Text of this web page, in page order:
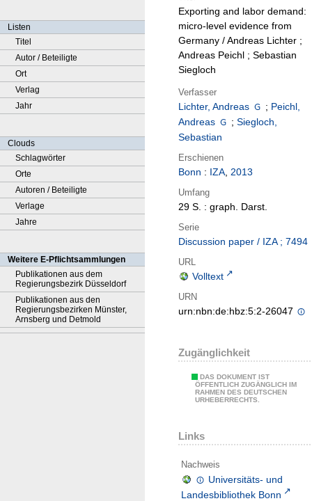
Listen
Titel
Autor / Beteiligte
Ort
Verlag
Jahr
Clouds
Schlagwörter
Orte
Autoren / Beteiligte
Verlage
Jahre
Weitere E-Pflichtsammlungen
Publikationen aus dem
Regierungsbezirk Düsseldorf
Publikationen aus den
Regierungsbezirken Münster,
Arnsberg und Detmold
Exporting and labor demand:
micro-level evidence from
Germany / Andreas Lichter ;
Andreas Peichl ; Sebastian
Siegloch
Verfasser
Lichter, Andreas ; Peichl,
Andreas
; Siegloch,
Sebastian
Erschienen
Bonn : IZA, 2013
Umfang
29 S. : graph. Darst.
Serie
Discussion paper / IZA ; 7494
URL
Volltext
URN
urn:nbn:de:hbz:5:2-26047
Zugänglichkeit
DAS DOKUMENT IST
ÖFFENTLICH ZUGÄNGLICH IM
RAHMEN DES DEUTSCHEN
URHEBERRECHTS.
Links
Nachweis
Universitäts- und
Landesbibliothek Bonn